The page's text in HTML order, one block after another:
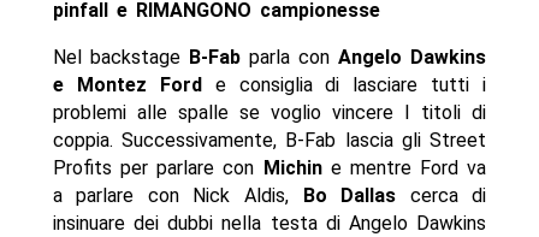
pinfall e RIMANGONO campionesse
Nel backstage B-Fabparla conAngelo Dawkins
e Montez Ford e consiglia di lasciare tutti i
problemi alle spalle se voglio vincere I titoli di
coppia. Successivamente, B-Fab lascia gli Street
Profits per parlare con Michine mentre Ford va
a parlare con Nick Aldis,
Bo Dallas cerca di
insinuare dei dubbi nella testa di Angelo Dawkins